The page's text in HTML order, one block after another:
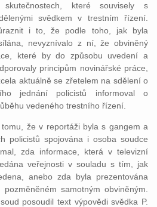
které souvisely s
svědkem v trestním řízení.
i to, že podle toho, jak byla
nevyznívalo z ní, že obviněný
které by do způsobu uvedení a
principům novinářské práce,
aktuálně se zřetelem na sdělení o
jednání policistů informoval o
vedeného trestního řízení.
že v reportáži byla s gangem a
policistů spojována i osoba soudce
zda informace, která v televizní
veřejnosti v souladu s tím, jak
anebo zda byla prezentována
samotným obviněným.
posoudil text výpovědi svědka P.